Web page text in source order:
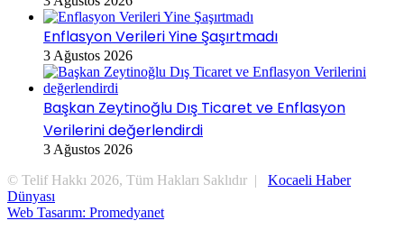
Enflasyon Verileri Yine Şaşırtmadı
3 Ağustos 2026
Başkan Zeytinoğlu Dış Ticaret ve Enflasyon
Verilerini değerlendirdi
3 Ağustos 2026
© Telif Hakkı 2026, Tüm Hakları Saklıdır | Kocaeli Haber
Dünyası
Web Tasarım: Promedyanet